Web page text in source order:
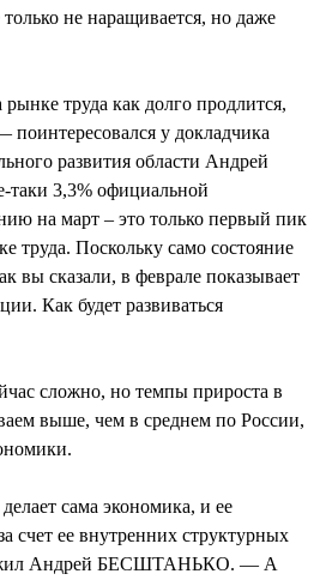
не наращивается, но даже
труда как долго продлится,
у докладчика
развития области Андрей
3,3% официальной
на март – это только первый пик
труда. Поскольку само состояние
вы сказали, в феврале показывает
Как будет развиваться
сложно, но темпы прироста в
выше, чем в среднем по России,
сама экономика, и ее
счет ее внутренних структурных
Андрей БЕСШТАНЬКО. — А